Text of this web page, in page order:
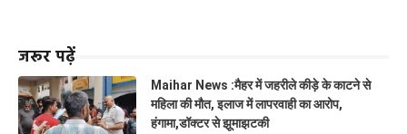
जरूर पढ़ें
Maihar News :मैहर में जहरीले कीड़े के काटने से
महिला की मौत, इलाज में लापरवाही का आरोप,
हंगामा,डॉक्टर से झूमाझटकी